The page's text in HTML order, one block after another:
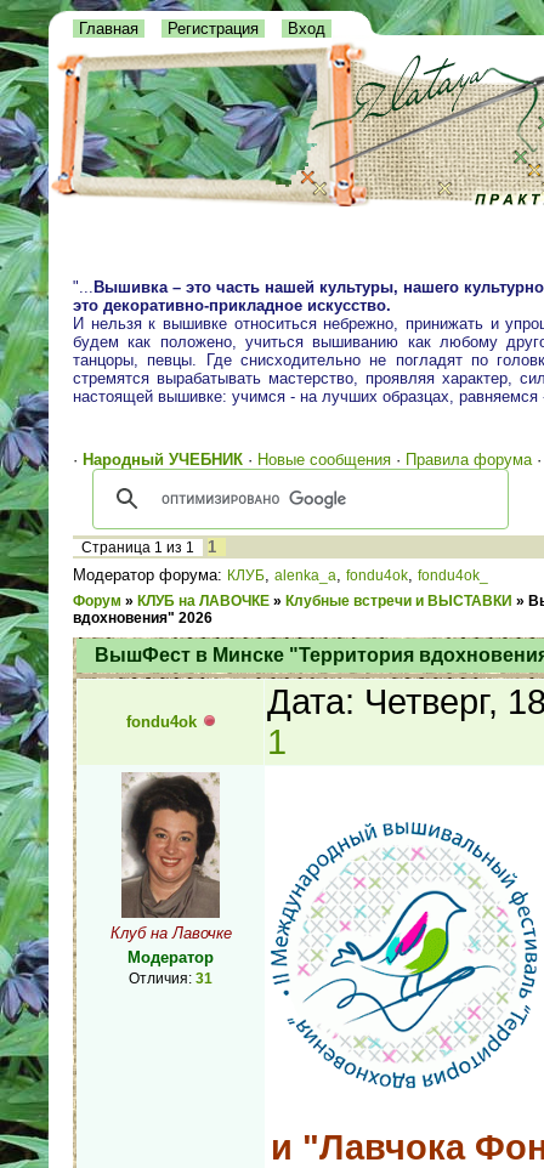
Главная Регистрация Вход
"... Вышивка – это часть нашей культуры, нашего
это декоративно-прикладное искусство.
И нельзя к вышивке относиться небрежно, принижать и
будем как положено, учиться вышиванию как любому
танцоры, певцы. Где снисходительно не погладят по
стремятся вырабатывать мастерство, проявляя характер,
настоящей вышивке: учимся - на лучших образцах,
· Народный УЧЕБНИК · Новые сообщения · Правила форума
Страница 1 из 1
1
Модератор форума: КЛУБ, alenka_a, fondu4ok, fondu4ok_
Форум » КЛУБ на ЛАВОЧКЕ » Клубные встречи и ВЫСТАВКИ »
вдохновения" 2026
ВышФест в Минске "Территория
fondu4ok
Дата: Четверг,
1
Клуб на Лавочке
Модератор
Отличия: 31
и "Лавчока